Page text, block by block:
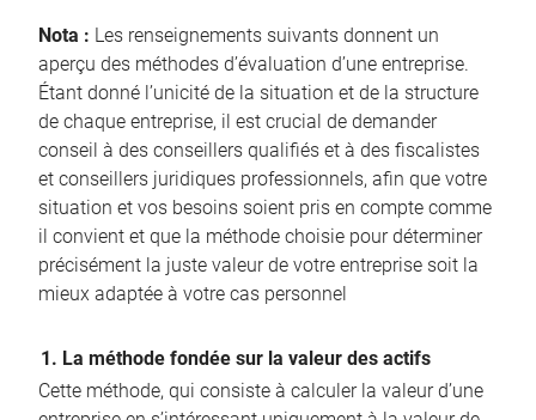
Nota : Les renseignements suivants donnent un
aperçu des méthodes d’évaluation d’une entreprise.
Étant donné l’unicité de la situation et de la structure
de chaque entreprise, il est crucial de demander
conseil à des conseillers qualifiés et à des fiscalistes
et conseillers juridiques professionnels, afin que votre
situation et vos besoins soient pris en compte comme
il convient et que la méthode choisie pour déterminer
précisément la juste valeur de votre entreprise soit la
mieux adaptée à votre cas personnel
1. La méthode fondée sur la valeur des actifs
Cette méthode, qui consiste à calculer la valeur d’une